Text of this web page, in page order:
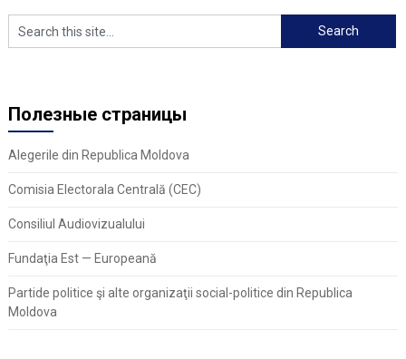
Полезные страницы
Alegerile din Republica Moldova
Comisia Electorala Centrală (CEC)
Consiliul Audiovizualului
Fundaţia Est — Europeană
Partide politice şi alte organizaţii social-politice din Republica
Moldova